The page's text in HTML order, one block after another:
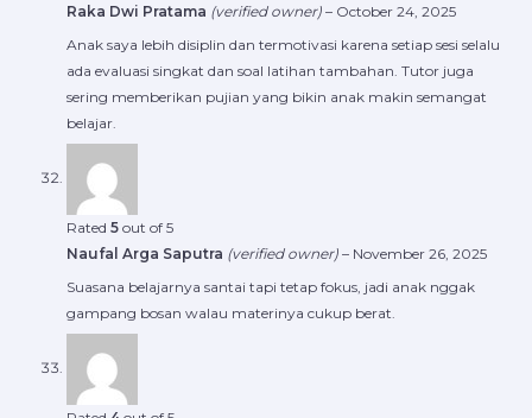
Raka Dwi Pratama (verified owner) – October 24, 2025
Anak saya lebih disiplin dan termotivasi karena setiap sesi selalu
ada evaluasi singkat dan soal latihan tambahan. Tutor juga
sering memberikan pujian yang bikin anak makin semangat
belajar.
Rated 5 out of 5
Naufal Arga Saputra (verified owner) – November 26, 2025
Suasana belajarnya santai tapi tetap fokus, jadi anak nggak
gampang bosan walau materinya cukup berat.